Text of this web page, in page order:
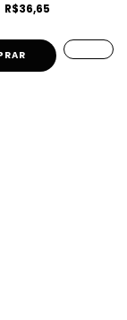
R$36,65